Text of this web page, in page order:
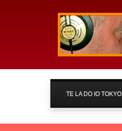
TE LA DO IO TOKYO